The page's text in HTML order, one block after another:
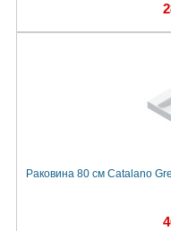
Раковина 80 см Catalano